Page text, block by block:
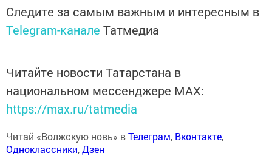
Следите за самым важным и интересным в
Telegram-канале Татмедиа
Читайте новости Татарстана в
национальном мессенджере MАХ:
https://max.ru/tatmedia
Читай «Волжскую новь» вТелеграм, Вконтакте,
Одноклассники,Дзен